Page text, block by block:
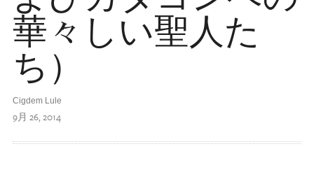
華々しい聖人た
ち）
Cigdem Lule
9月 26, 2014